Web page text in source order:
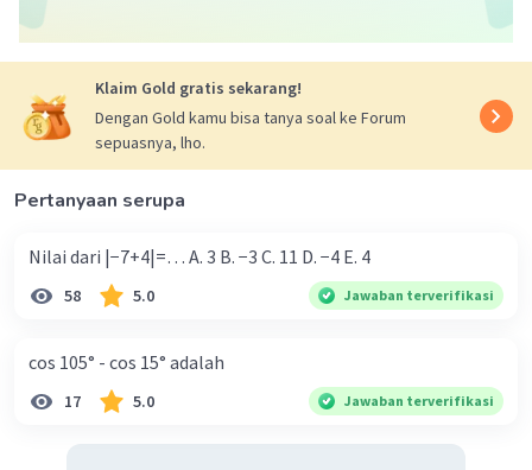
Klaim Gold gratis sekarang!
Dengan Gold kamu bisa tanya soal ke Forum
sepuasnya, lho.
Pertanyaan serupa
Nilai dari |−7+4|=… A. 3 B. −3 C. 11 D. −4 E. 4
58 5.0 Jawaban terverifikasi
cos 105° - cos 15° adalah
17 5.0 Jawaban terverifikasi